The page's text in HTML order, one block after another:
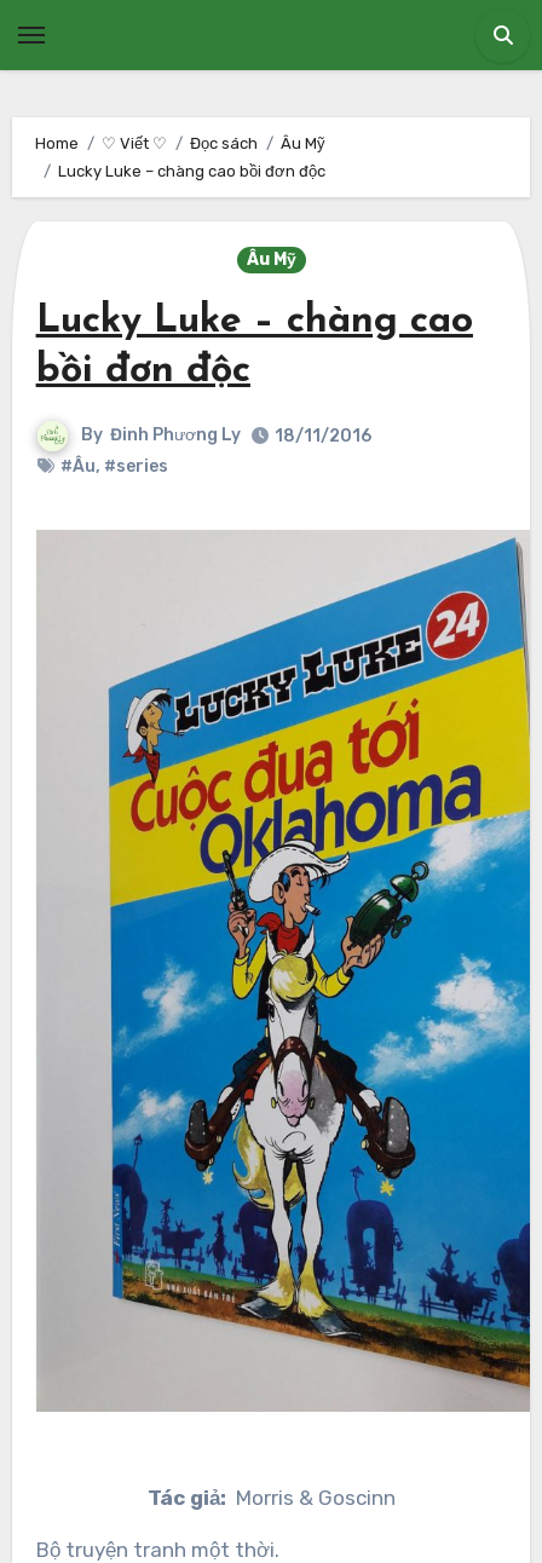
Home ♡ Viết ♡ Đọc sách
Âu Mỹ
Lucky Luke – chàng cao bồi đơn độc
Âu Mỹ
Lucky Luke – chàng cao
bồi đơn độc
By Đinh Phương Ly
18/11/2016
#Âu, #series
Tác giả: Morris & Goscinn
Bộ truyện tranh một thời.